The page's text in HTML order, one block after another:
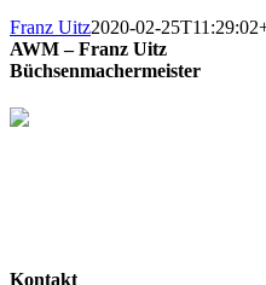
Franz Uitz2020-02-
AWM – Franz Uitz
Büchsenmachermeister
Kontakt